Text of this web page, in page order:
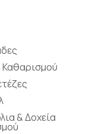
Καθαρισμού
& Δοχεία